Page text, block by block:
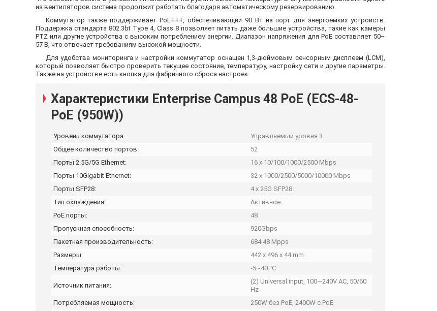
из вентиляторов система продолжит работать благодаря автоматическому резервированию.
Коммутатор также поддерживает PoE+++, обеспечивающий 90 Вт на порт для энергоемких устройств.
Поддержка стандарта 802.3bt Type 4, Class 8 позволяет питать даже большие устройства, такие как камеры
PTZ или другие устройства с высоким потреблением энергии. Диапазон напряжения для PoE составляет 50–
57 В, что отвечает требованиям высокой мощности.
Для удобства мониторинга и настройки коммутатор оснащен 1,3-дюймовым сенсорным дисплеем (LCM),
который позволяет быстро проверить текущее состояние, температуру, настройку сети и другие параметры.
Также на устройстве есть кнопка для фабричного сброса настроек.
Характеристики Enterprise Campus 48 PoE (ECS-48-
PoE (950W))
Уровень коммутатора:
Управляемый уровня 3
Общее количество портов:
52
Порты 2.5G/5G Ethernet:
16 x 10/100/1000/2500 Mbps
Порты 10Gigabit Ethernet:
32 х 1000/2500/5000/10000 Mbps
Порты SFP28:
4 х 25G SFP28
Тип охлаждения:
Активное
PoE порты:
48
Пропускная способность:
920Gbps
Пакетная производительность:
684.48 Mpps
Размеры:
442 x 496 x 44 mm
Температура работы:
-5~40 °C
Источник питания:
(2) Universal input, 100—240V AC, 50/60
Hz
Потребляемая мощность:
250W без PoE, 2400W с PoE